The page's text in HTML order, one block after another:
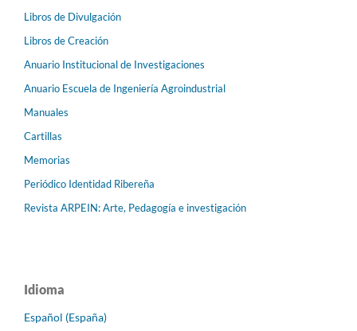
Libros de Divulgación
Libros de Creación
Anuario Institucional de Investigaciones
Anuario Escuela de Ingeniería Agroindustrial
Manuales
Cartillas
Memorias
Periódico Identidad Ribereña
Revista ARPEIN: Arte, Pedagogía e investigación
Idioma
Español (España)